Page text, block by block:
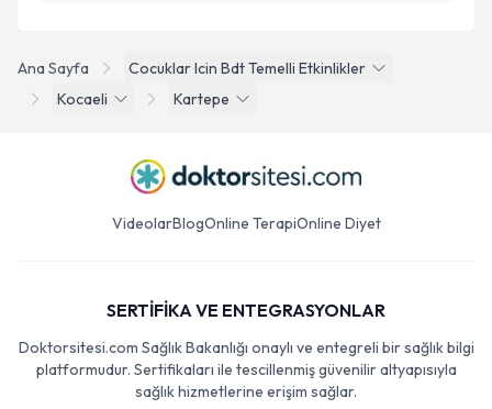
Ana Sayfa
Cocuklar Icin Bdt Temelli Etkinlikler
Kocaeli
Kartepe
VideolarBlogOnline TerapiOnline Diyet
SERTİFİKA VE ENTEGRASYONLAR
Doktorsitesi.com Sağlık Bakanlığı onaylı ve entegreli bir sağlık bilgi
platformudur. Sertifikaları ile tescillenmiş güvenilir altyapısıyla
sağlık hizmetlerine erişim sağlar.